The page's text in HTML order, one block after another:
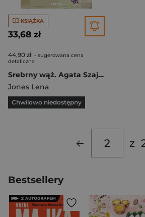
KSIĄŻKA
33,68 zł
44,90 zł - sugerowana cena
detaliczna
Srebrny wąż. Agata Szajba. Tom 3
Jones Lena
Chwilowo niedostępny
z
Bestsellery